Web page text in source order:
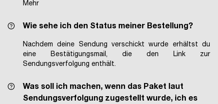
5,99 Euro | Versandkostenfrei ab 50 Euro
9,99 Euro | Frei ab 50 Euro
19,99 Euro | Frei ab 100 Euro
Mögliche Zollgebühren oder Steuern müssen von dem
Empfänger getragen werden.
Mehr
Wie sehe ich den Status meiner Bestellung?
Nachdem deine Sendung verschickt wurde erhältst du
eine Bestätigungsmail, die den Link zur
Sendungsverfolgung enthält.
Was soll ich machen, wenn das Paket laut
Sendungsverfolgung zugestellt wurde, ich es